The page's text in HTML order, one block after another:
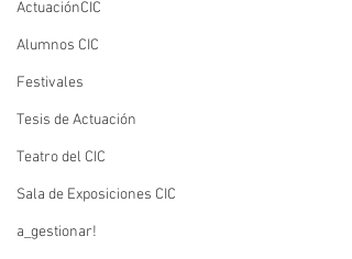
ActuaciónCIC
Alumnos CIC
Festivales
Tesis de Actuación
Teatro del CIC
Sala de Exposiciones CIC
a_gestionar!